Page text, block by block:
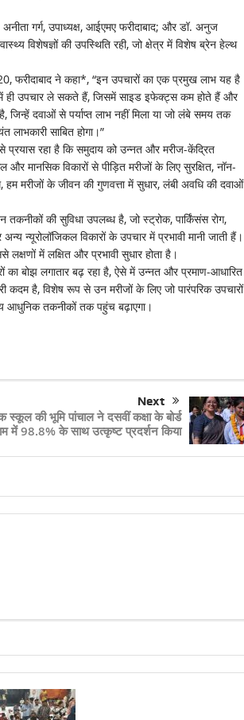
गर्ग, उपाध्यक्ष, आईएमए फरीदाबाद; और डॉ. अनुज
विशेषज्ञों की उपस्थिति रही, जो क्षेत्र में विशेष ब्रेन हेल्थ
फरीदाबाद ने कहा*, “इन उपचारों का एक प्रमुख लाभ यह है
ही उपचार ले सकते हैं, जिसमें साइड इफेक्ट्स कम होते हैं और
जिन्हें दवाओं से पर्याप्त लाभ नहीं मिला या जो लंबे समय तक
साबित होगा।”
प्रयास रहा है कि समुदाय को उन्नत और मरीज-केंद्रित
मानसिक विकारों से पीड़ित मरीजों के लिए सुरक्षित, नॉन-
मरीजों के जीवन की गुणवत्ता में सुधार, लंबी अवधि की दवाओं
की सुविधा उपलब्ध है, जो स्ट्रोक, पार्किंसंस रोग,
न्यूरोलॉजिकल विकारों के उपचार में प्रभावी मानी जाती हैं।
में लक्षित और प्रभावी सुधार होता है।
का बोझ लगातार बढ़ रहा है, ऐसे में उन्नत और प्रमाण-आधारित
कदम है, विशेष रूप से उन मरीजों के लिए जो पारंपरिक उपचारों
आधुनिक तकनीकों तक पहुंच बढ़ाएगा।
Next
स्कूल की भूमि पांचाल ने दसवीं कक्षा के बोर्ड
में 98.8% के साथ उत्कृष्ट प्रदर्शन किया